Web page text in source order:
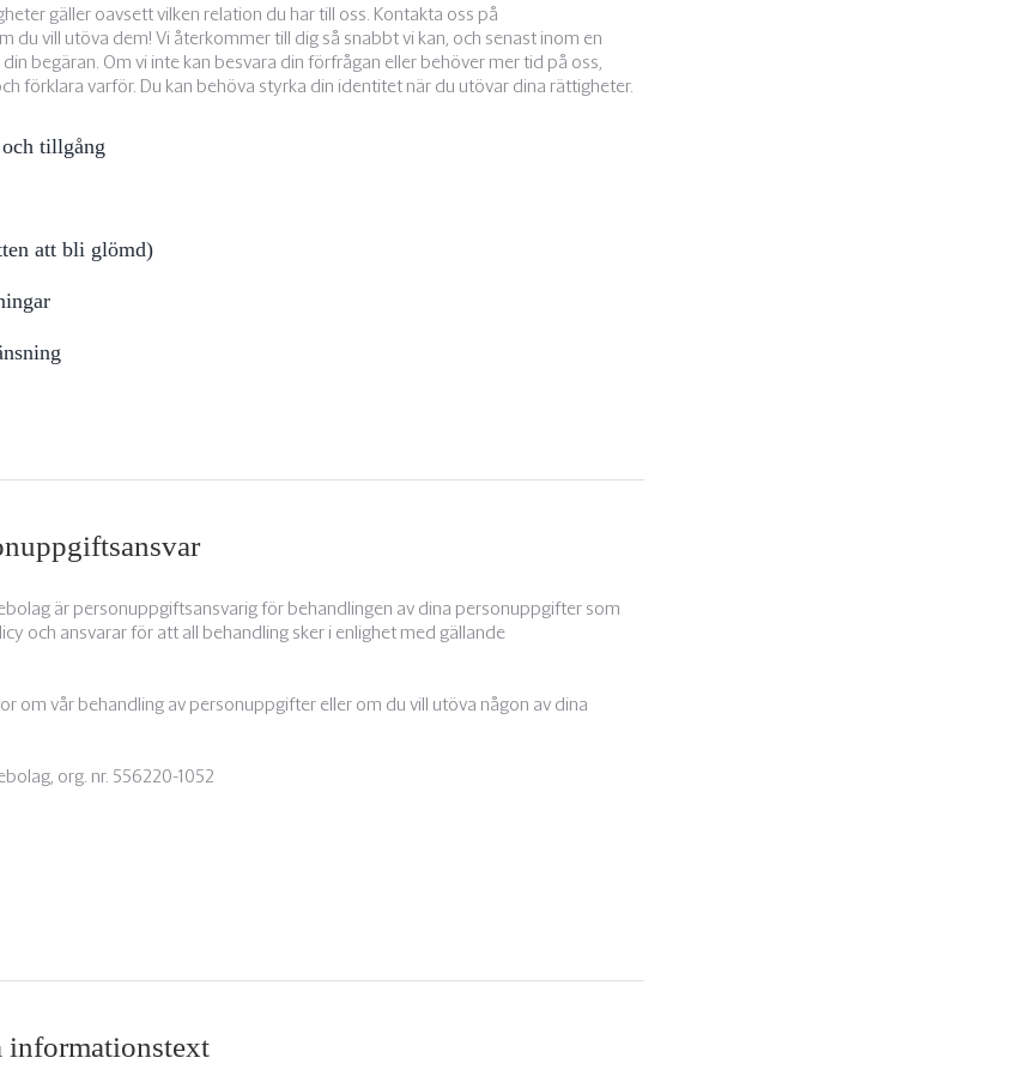
gäller oavsett vilken relation du har till oss. Kontakta oss på
du vill utöva dem! Vi återkommer till dig så snabbt vi kan, och senast inom en
begäran. Om vi inte kan besvara din förfrågan eller behöver mer tid på oss,
förklara varför. Du kan behöva styrka din identitet när du utövar dina rättigheter.
tillgång
att bli glömd)
är personuppgiftsansvarig för behandlingen av dina personuppgifter som
och ansvarar för att all behandling sker i enlighet med gällande
om vår behandling av personuppgifter eller om du vill utöva någon av dina
org. nr. 556220-1052
informationstext